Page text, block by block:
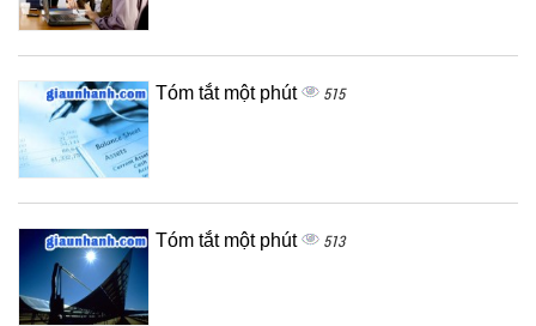
Tóm tắt một phút 515
Tóm tắt một phút 513